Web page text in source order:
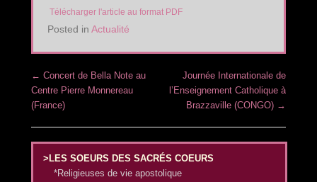
Télécharger l'article au format PDF
Posted in Actualité
Post navigation
← Concert de Bella Note au
Centre Pierre Monnereau
(France)
Journée Internationale de
l’Enseignement Catholique à
Brazzaville (CONGO) →
>LES SOEURS DES SACRÉS COEURS
*Religieuses de vie apostolique